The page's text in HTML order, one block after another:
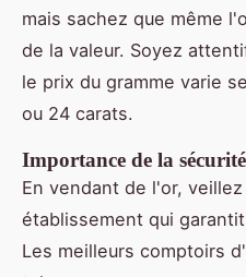
mais sachez que même
de la valeur. Soyez
le prix du gramme varie
ou 24 carats.
Importance de la
En vendant de l'or,
établissement qui garantit
Les meilleurs comptoirs